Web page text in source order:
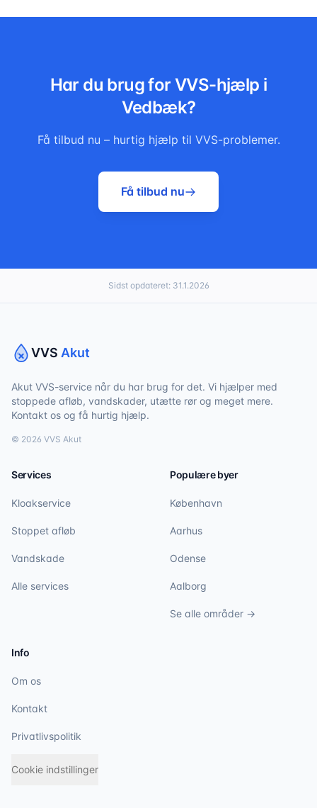
Har du brug for VVS-hjælp i
Vedbæk?
Få tilbud nu – hurtig hjælp til VVS-problemer.
Få tilbud nu
Sidst opdateret: 31.1.2026
VVS Akut
Akut VVS-service når du har brug for det. Vi hjælper med
stoppede afløb, vandskader, utætte rør og meget mere.
Kontakt os og få hurtig hjælp.
© 2026 VVS Akut
Services
Kloakservice
Stoppet afløb
Vandskade
Alle services
Populære byer
København
Aarhus
Odense
Aalborg
Se alle områder →
Info
Om os
Kontakt
Privatlivspolitik
Cookie indstillinger